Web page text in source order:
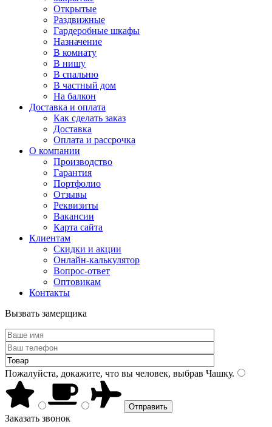
Открытые
Раздвижные
Гардеробные шкафы
Назначение
В комнату
В нишу
В спальню
В частный дом
На балкон
Доставка и оплата
Как сделать заказ
Доставка
Оплата и рассрочка
О компании
Производство
Гарантия
Портфолио
Отзывы
Реквизиты
Вакансии
Карта сайта
Клиентам
Скидки и акции
Онлайн-калькулятор
Вопрос-ответ
Оптовикам
Контакты
Вызвать замерщика
Пожалуйста, докажите, что вы человек, выбрав Чашку.
Заказать звонок